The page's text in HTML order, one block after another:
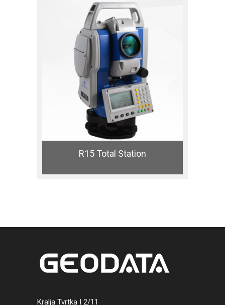
R15 Total Station
Kralja Tvrtka I 2/11